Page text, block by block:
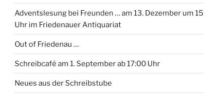
Adventslesung bei Freunden … am 13. Dezember um 15
Uhr im Friedenauer Antiquariat
Out of Friedenau …
Schreibcafé am 1. September ab 17:00 Uhr
Neues aus der Schreibstube